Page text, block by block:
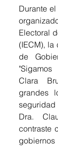
Durante
Electoral
(IECM), la
de
Clara
grandes
Dra.
contraste